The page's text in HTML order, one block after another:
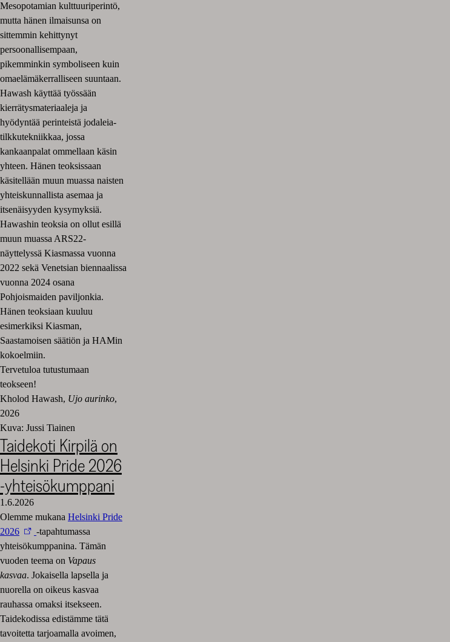
Mesopotamian kulttuuriperintö,
mutta hänen ilmaisunsa on
sittemmin kehittynyt
persoonallisempaan,
pikemminkin symboliseen kuin
omaelämäkerralliseen suuntaan.
Hawash käyttää työssään
kierrätysmateriaaleja ja
hyödyntää perinteistä jodaleia-
tilkkutekniikkaa, jossa
kankaanpalat ommellaan käsin
yhteen. Hänen teoksissaan
käsitellään muun muassa naisten
yhteiskunnallista asemaa ja
itsenäisyyden kysymyksiä.
Hawashin teoksia on ollut esillä
muun muassa ARS22-
näyttelyssä Kiasmassa vuonna
2022 sekä Venetsian biennaalissa
vuonna 2024 osana
Pohjoismaiden paviljonkia.
Hänen teoksiaan kuuluu
esimerkiksi Kiasman,
Saastamoisen säätiön ja HAMin
kokoelmiin.
Tervetuloa tutustumaan
teokseen!
Kholod Hawash, Ujo aurinko,
2026
Kuva: Jussi Tiainen
Taidekoti Kirpilä on
Helsinki Pride 2026
-yhteisökumppani
1.6.2026
Olemme mukana Helsinki Pride
2026
-tapahtumassa
yhteisökumppanina. Tämän
vuoden teema on Vapaus
kasvaa. Jokaisella lapsella ja
nuorella on oikeus kasvaa
rauhassa omaksi itsekseen.
Taidekodissa edistämme tätä
tavoitetta tarjoamalla avoimen,